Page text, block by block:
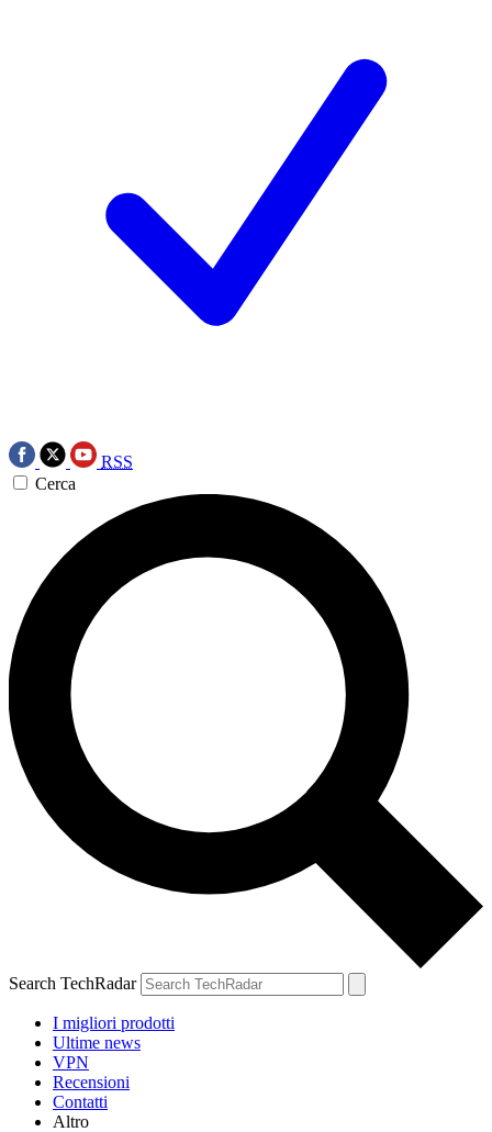
RSS
Cerca
Search TechRadar
I migliori prodotti
Ultime news
VPN
Recensioni
Contatti
Altro